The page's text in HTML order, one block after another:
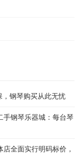
钢琴购买从此无忧
手钢琴乐器城：每台琴
全面实行明码标价，